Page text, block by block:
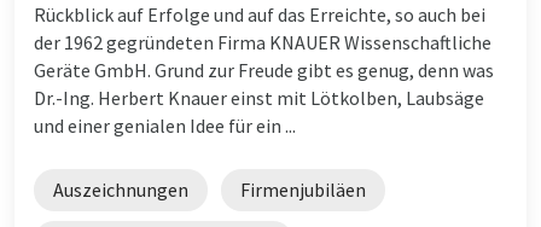
Rückblick auf Erfolge und auf das Erreichte, so auch bei
der 1962 gegründeten Firma KNAUER Wissenschaftliche
Geräte GmbH. Grund zur Freude gibt es genug, denn was
Dr.-Ing. Herbert Knauer einst mit Lötkolben, Laubsäge
und einer genialen Idee für ein ...
Auszeichnungen Firmenjubiläen